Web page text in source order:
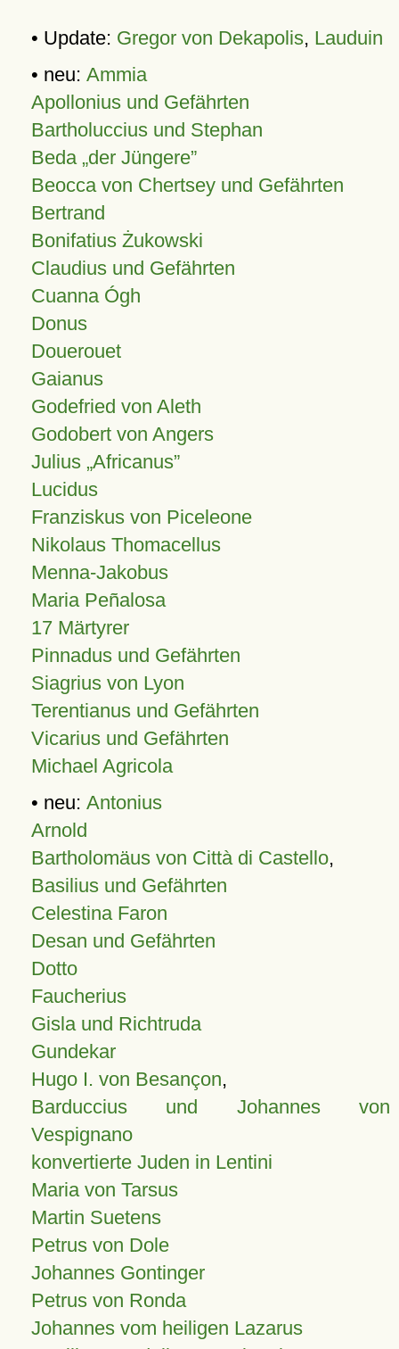
• Update: Gregor von Dekapolis, Lauduin
• neu: Ammia
Apollonius und Gefährten
Bartholuccius und Stephan
Beda „der Jüngere”
Beocca von Chertsey und Gefährten
Bertrand
Bonifatius Żukowski
Claudius und Gefährten
Cuanna Ógh
Donus
Douerouet
Gaianus
Godefried von Aleth
Godobert von Angers
Julius Africanus
Lucidus
Franziskus von Piceleone
Nikolaus Thomacellus
Menna-Jakobus
Maria Peñalosa
17 Märtyrer
Pinnadus und Gefährten
Siagrius von Lyon
Terentianus und Gefährten
Vicarius und Gefährten
Michael Agricola
• neu: Antonius
Arnold
Bartholomäus von Città di Castello,
Basilius und Gefährten
Celestina Faron
Desan und Gefährten
Dotto
Faucherius
Gisla und Richtruda
Gundekar
Hugo I. von Besançon,
Barduccius und Johannes von
Vespignano
konvertierte Juden in Lentini
Maria von Tarsus
Martin Suetens
Petrus von Dole
Johannes Gontinger
Petrus von Ronda
Johannes vom heiligen Lazarus